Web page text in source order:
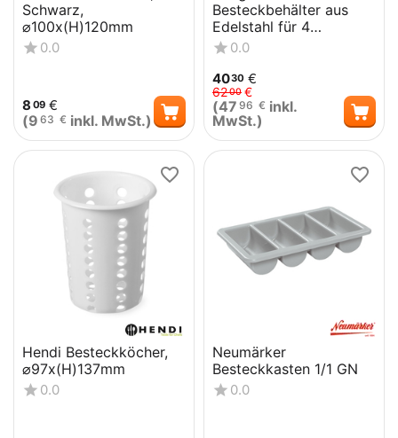
Schwarz,
⌀100x(H)120mm
0.0
8 09 €
(9 63 € inkl. MwSt.)
Besteckbehälter aus
Edelstahl für 4
Besteckköcher
0.0
4030 €
6200 €
(47 96 € inkl.
MwSt.)
Hendi Besteckköcher,
⌀97x(H)137mm
0.0
Neumärker
Besteckkasten 1/1 GN
0.0